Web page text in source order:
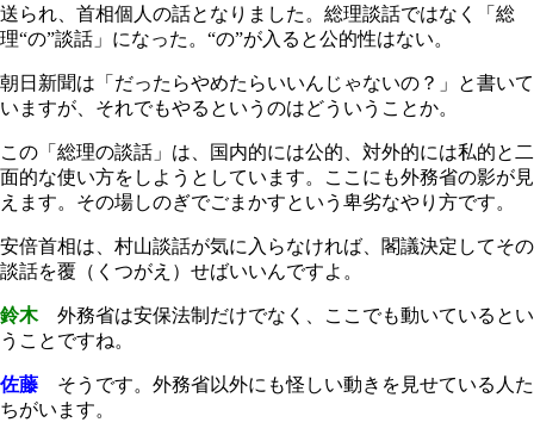
送られ、首相個人の話となりました。総理談話ではなく「総
理“の”談話」になった。“の”が入ると公的性はない。
朝日新聞は「だったらやめたらいいんじゃないの？」と書いて
いますが、それでもやるというのはどういうことか。
この「総理の談話」は、国内的には公的、対外的には私的と二
面的な使い方をしようとしています。ここにも外務省の影が見
えます。その場しのぎでごまかすという卑劣なやり方です。
安倍首相は、村山談話が気に入らなければ、閣議決定してその
談話を覆（くつがえ）せばいいんですよ。
鈴木外務省は安保法制だけでなく、ここでも動いているとい
うことですね。
佐藤 そうです。外務省以外にも怪しい動きを見せている人た
ちがいます。